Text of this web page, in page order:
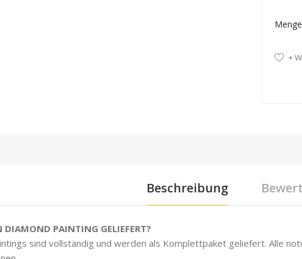
Menge
+
Beschreibung
DIAMOND PAINTING GELIEFERT?
sind vollständig und werden als Komplettpaket geliefert. Alle